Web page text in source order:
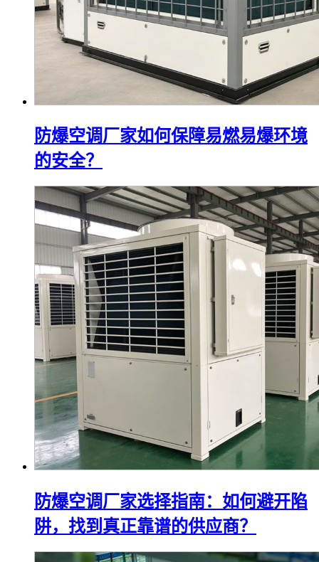
防爆空调厂家如何保障易燃易爆环境
的安全？
防爆空调厂家选择指南：如何避开陷
阱，找到真正靠谱的供应商？